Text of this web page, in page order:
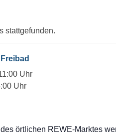
stattgefunden.
Uhr
Uhr
örtlichen REWE-Marktes